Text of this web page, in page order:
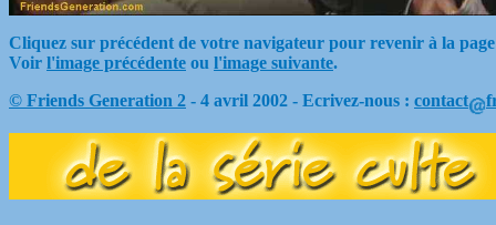
Cliquez sur précédent de votre navigateur pour revenir à la
Voir l'image précédente ou l'image suivante.
© Friends Generation 2 - 4 avril 2002 - Ecrivez-nous : contact